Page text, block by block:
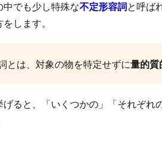
中でも少し特殊な不定形容詞と呼ば
します。
とは、対象の物を特定せずに量的質
ると、「いくつかの」「それぞれ